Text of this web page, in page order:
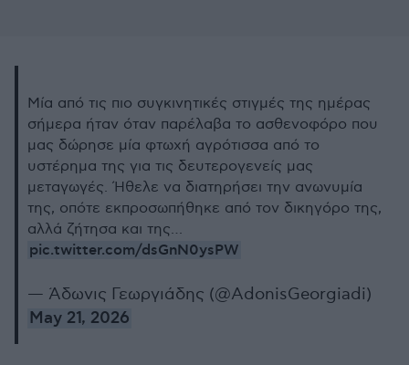
Μία από τις πιο συγκινητικές στιγμές της ημέρας
σήμερα ήταν όταν παρέλαβα το ασθενοφόρο που
μας δώρησε μία φτωχή αγρότισσα από το
υστέρημα της για τις δευτερογενείς μας
μεταγωγές. Ήθελε να διατηρήσει την ανωνυμία
της, οπότε εκπροσωπήθηκε από τον δικηγόρο της,
αλλά ζήτησα και της…
pic.twitter.com/dsGnN0ysPW
— Άδωνις Γεωργιάδης (@AdonisGeorgiadi)
May 21, 2026